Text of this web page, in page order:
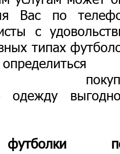
Вас по
с
типах
одежду